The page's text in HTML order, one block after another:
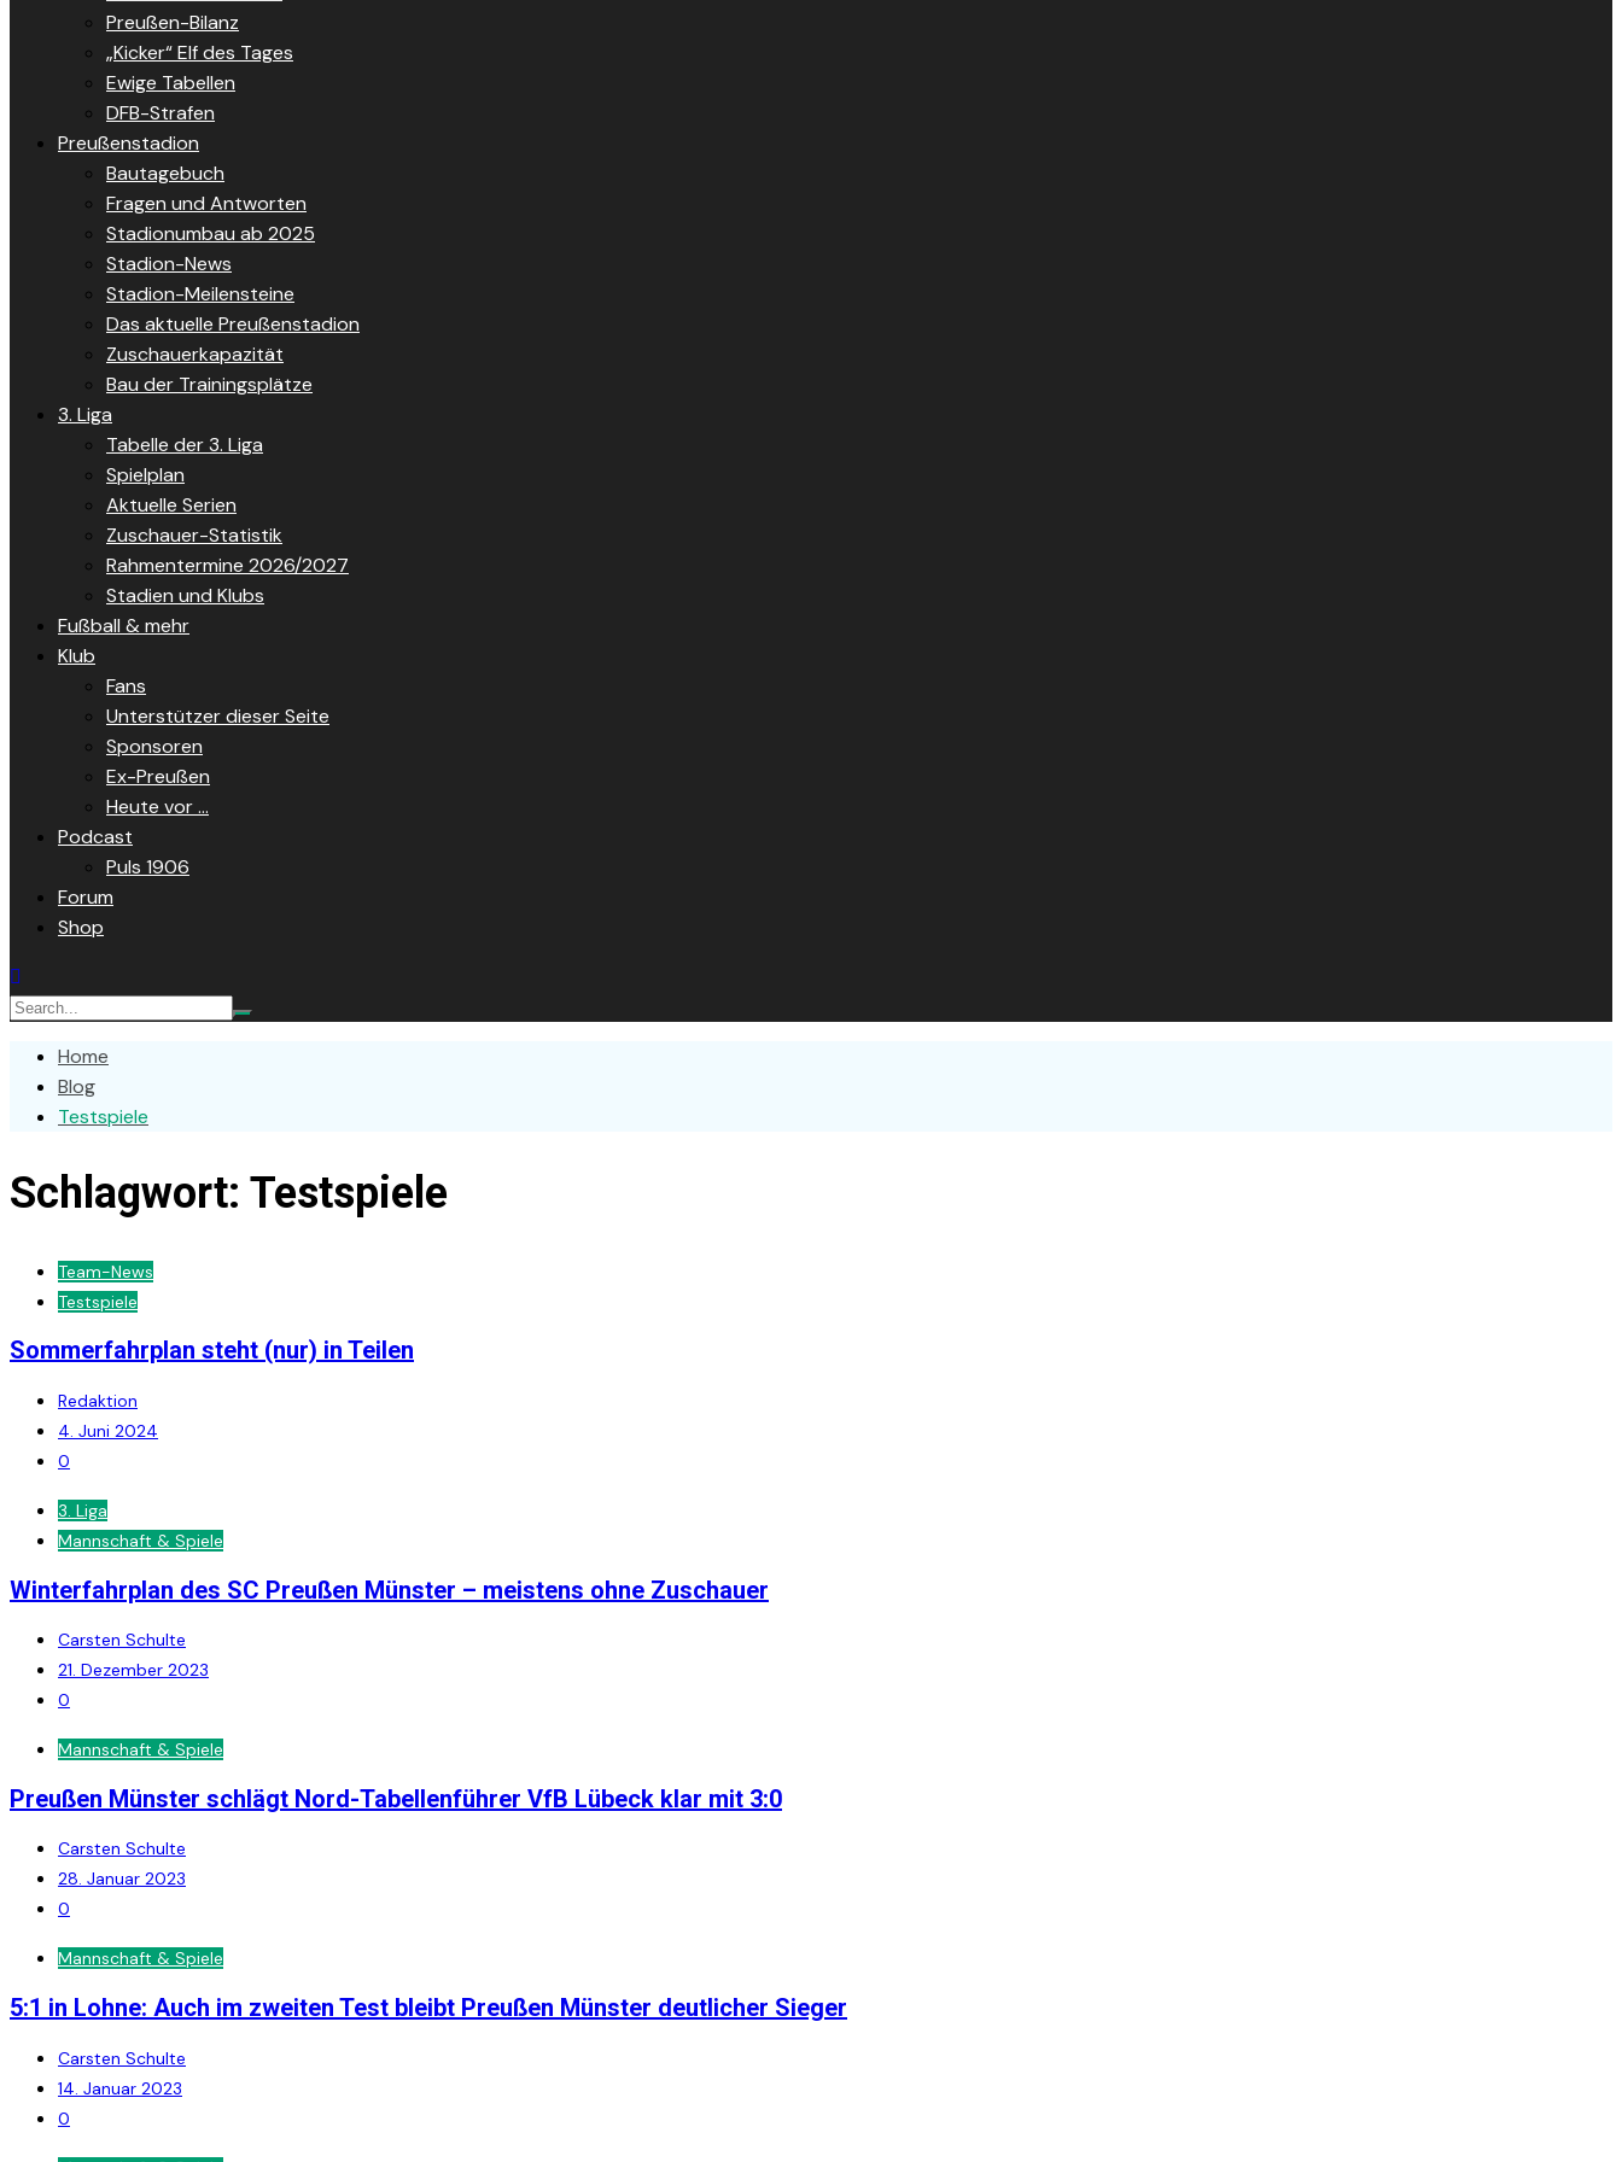
Preußen-Bilanz
„Kicker“ Elf des Tages
Ewige Tabellen
DFB-Strafen
Preußenstadion
Bautagebuch
Fragen und Antworten
Stadionumbau ab 2025
Stadion-News
Stadion-Meilensteine
Das aktuelle Preußenstadion
Zuschauerkapazität
Bau der Trainingsplätze
3. Liga
Tabelle der 3. Liga
Spielplan
Aktuelle Serien
Zuschauer-Statistik
Rahmentermine 2026/2027
Stadien und Klubs
Fußball & mehr
Klub
Fans
Unterstützer dieser Seite
Sponsoren
Ex-Preußen
Heute vor …
Podcast
Puls 1906
Forum
Shop
Home
Blog
Testspiele
Schlagwort: Testspiele
Team-News
Testspiele
Sommerfahrplan steht (nur) in Teilen
Redaktion
4. Juni 2024
0
3. Liga
Mannschaft & Spiele
Winterfahrplan des SC Preußen Münster – meistens ohne Zuschauer
Carsten Schulte
21. Dezember 2023
0
Mannschaft & Spiele
Preußen Münster schlägt Nord-Tabellenführer VfB Lübeck klar mit 3:0
Carsten Schulte
28. Januar 2023
0
Mannschaft & Spiele
5:1 in Lohne: Auch im zweiten Test bleibt Preußen Münster deutlicher Sieger
Carsten Schulte
14. Januar 2023
0